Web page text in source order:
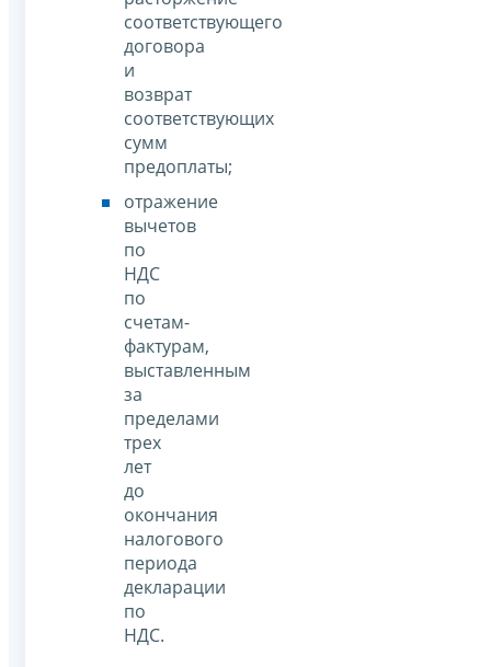
соответствующего
договора
и
возврат
соответствующих
сумм
предоплаты;
отражение
вычетов
по
НДС
по
счетам-
фактурам,
выставленным
за
пределами
трех
лет
до
окончания
налогового
периода
декларации
по
НДС.